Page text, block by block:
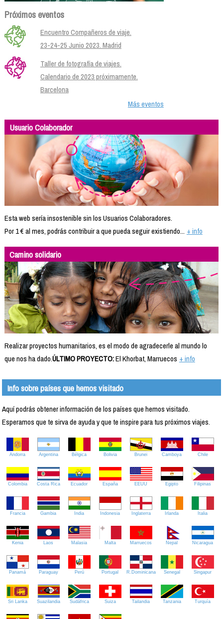
Próximos eventos
Encuentro Compañeros de viaje.
23-24-25 Junio 2023. Madrid
Taller de fotografía de viajes.
Calendario de 2023 próximamente.
Barcelona
Más eventos
Usuario Colaborador
Esta web sería insostenible sin los Usuarios Colaboradores.
Por 1 € al mes, podrás contribuir a que pueda seguir existiendo... + info
Camino solidario
Realizar proyectos humanitarios, es el modo de agradecerle al mundo lo
que nos ha dado.ÚLTIMO PROYECTO:El Khorbat, Marruecos + info
Info sobre países que hemos visitado
Aquí podrás obtener información de los países que hemos visitado.
Esperamos que te sirva de ayuda y que te inspire para tus próximos viajes.
Andorra Argentina Bélgica Bolivia Brunei Camboya Chile
Colombia Costa Rica Ecuador España EEUU Egipto Filipinas
Francia Gambia India Indonesia Inglaterra Irlanda Italia
Kenia Laos Malasia Malta Marruecos Nepal Nicaragua
Panamá Paraguay Perú Portugal R.Dominicana Senegal Singapur
Sri Lanka Suazilandia Sudáfrica Suiza Tailandia Tanzania Turquía